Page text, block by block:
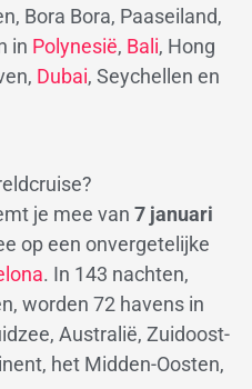
Bora Bora, Paaseiland,
in Polynesië, Bali, Hong
Dubai, Seychellen en
je mee van 7 januari
op een onvergetelijke
. In 143 nachten,
worden 72 havens in
Australië, Zuidoost-
het Midden-Oosten,